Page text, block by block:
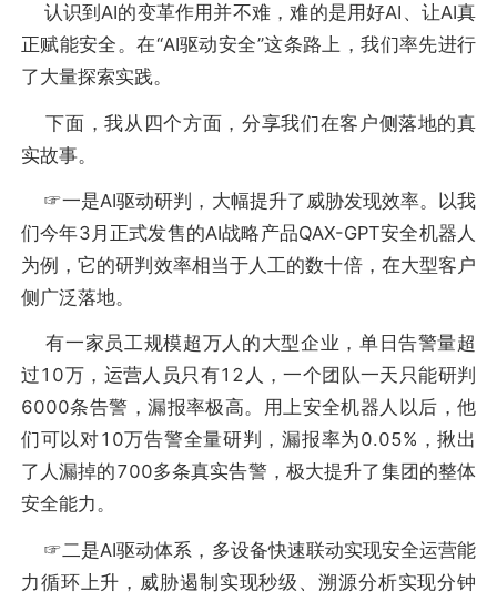
认识到AI的变革作用并不难，难的是用好AI、让AI真
正赋能安全。在“AI驱动安全”这条路上，我们率先进行
了大量探索实践。
下面，我从四个方面，分享我们在客户侧落地的真
实故事。
☞一是AI驱动研判，大幅提升了威胁发现效率。以我
们今年3月正式发售的AI战略产品QAX-GPT安全机器人
为例，它的研判效率相当于人工的数十倍，在大型客户
侧广泛落地。
有一家员工规模超万人的大型企业，单日告警量超
过10万，运营人员只有12人，一个团队一天只能研判
6000条告警，漏报率极高。用上安全机器人以后，他
们可以对10万告警全量研判，漏报率为0.05%，揪出
了人漏掉的700多条真实告警，极大提升了集团的整体
安全能力。
☞二是AI驱动体系，多设备快速联动实现安全运营能
力循环上升，威胁遏制实现秒级、溯源分析实现分钟